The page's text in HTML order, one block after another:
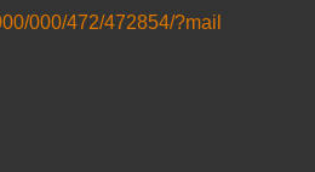
000/472/472854/?mail